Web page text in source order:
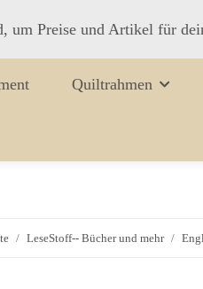
um Preise und Artikel für
Quiltrahmen
LeseStoff-- Bücher und mehr